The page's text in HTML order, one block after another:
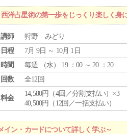
洋占星術の第一歩をじっくり楽しく身
講師
狩野 みどり
日程
7月 9日 ～ 10月 1日
時間
毎週 （水） 19 ：00 ～ 20 ：20
回数
全12回
料金
14,580円（4回／分割支払い）×3
40,500円（12回／一括支払い）
ン・カードについて詳しく学ぶ～